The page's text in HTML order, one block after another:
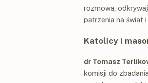
rozmowa,
patrzenia na świat
Katolicy i
dr Tomasz
komisji do